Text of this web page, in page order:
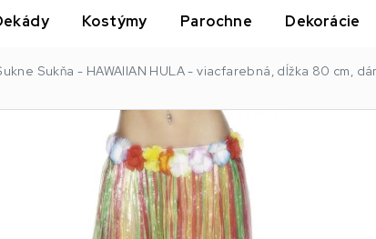
Kostýmy Parochne Dekorácie
Sukňa - HAWAIIAN HULA - viacfarebná, dĺžka 80 cm,